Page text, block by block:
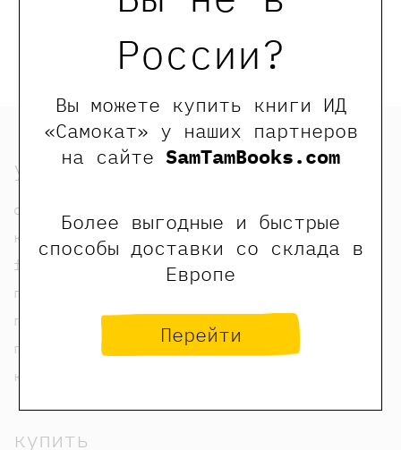
России?
Вы можете купить книги ИД
«Самокат» у наших партнеров
на сайте SamTamBooks.com
Более выгодные и быстрые
способы доставки со склада в
Европе
Перейти
Обращаем Ваше внимание, что отзывы могут
сайта
узнать
о нас
контакты
foreign rights contacts
политика конфиденциальности
публичная оферта
пользовательское соглашение
карта сайта
купить